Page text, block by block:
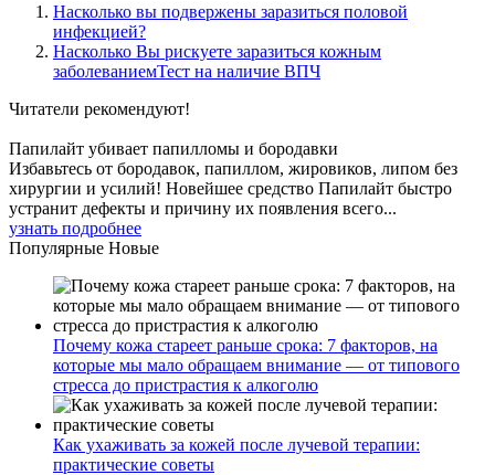
Насколько вы подвержены заразиться половой
инфекцией?
Насколько Вы рискуете заразиться кожным
заболеваниемТест на наличие ВПЧ
Читатели рекомендуют!
Папилайт убивает папилломы и бородавки
Избавьтесь от бородавок, папиллом, жировиков, липом без
хирургии и усилий! Новейшее средство Папилайт быстро
устранит дефекты и причину их появления всего...
узнать подробнее
Популярные Новые
Почему кожа стареет раньше срока: 7 факторов, на
которые мы мало обращаем внимание — от типового
стресса до пристрастия к алкоголю
Как ухаживать за кожей после лучевой терапии:
практические советы